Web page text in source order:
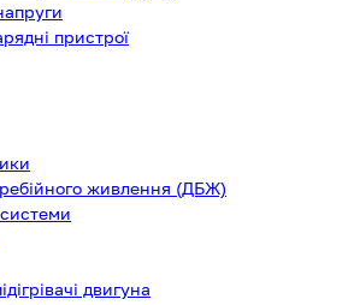
пристрої
живлення (ДБЖ)
двигуна